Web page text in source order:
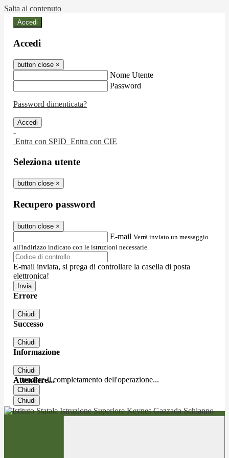
Salta al contenuto
Accedi
Accedi
button close ×
Nome Utente
Password
Password dimenticata?
-
Entra con SPID Entra con CIE
Seleziona utente
button close ×
Recupero password
button close ×
E-mail Verrà inviato un messaggio
all'indirizzo indicato con le istruzioni necessarie.
E-mail inviata, si prega di controllare la casella di posta
elettronica!
Errore
Chiudi
Successo
Chiudi
Informazione
Chiudi
Attendere...
Attendere il completamento dell'operazione...
Chiudi
Chiudi